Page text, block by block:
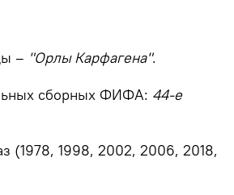
– "Орлы Карфагена".
сборных ФИФА: 44-е
(1978, 1998, 2002, 2006, 2018,